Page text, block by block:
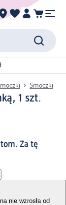
Smoczki
1 szt.
Za tę
nie wzrosła od